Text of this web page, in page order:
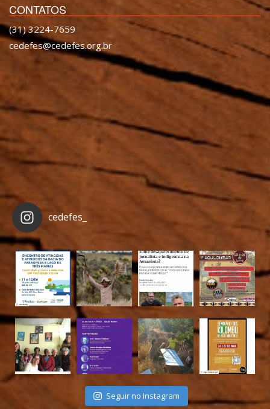
CONTATOS
(31) 3224-7659
cedefes@cedefes.org.br
cedefes_
Seguir no Instagram